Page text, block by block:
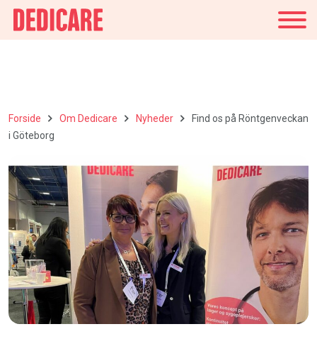
Forside Om Dedicare Nyheder
Find os på Röntgenveckan
i Göteborg